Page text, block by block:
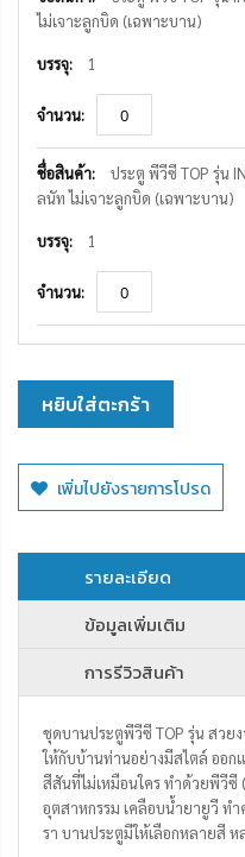
ไม่เจาะลูกบิด (เฉพาะบาน)
1
ประตู พีวีซี TOP รุ่น
ลนัท ไม่เจาะลูกบิด (เฉพาะบาน)
1
หยิบใส่ตะกร้า
เพิ่มไปยังรายการโปรด
รายละเอียด
ข้อมูลเพิ่มเติม
การรีวิวสินค้า
ชุดบานประตูพีวีซี TOP รุ่น สวย
ให้กับบ้านท่านอย่างมีสไตล์ ออ
สีสันที่ไม่เหมือนใคร ทำด้วยพีวีซี
อุตสาหกรรม เคลือบน้ำยายูวี ทำ
รา บานประตูมีให้เลือกหลายสี